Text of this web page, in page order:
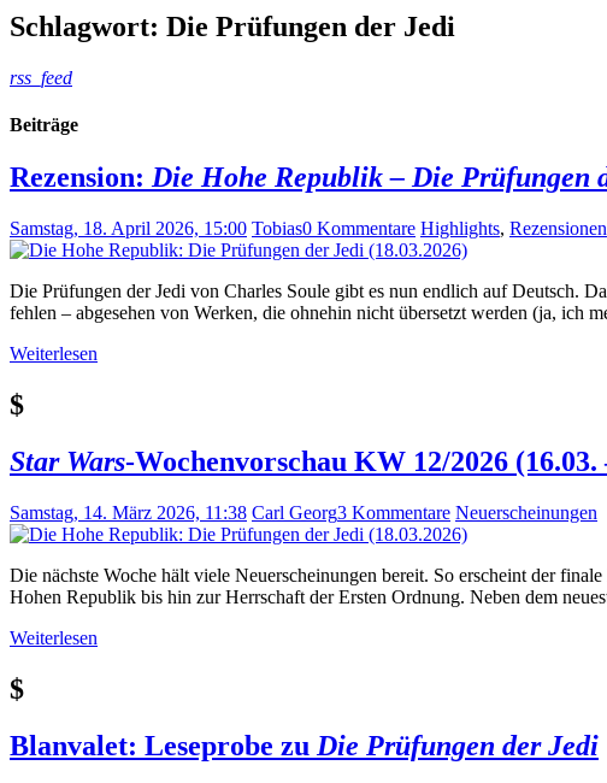
Schlagwort: Die Prüfungen der Jedi
rss_feed
Beiträge
Rezension: Die Hohe Republik – Die Prüfungen
Samstag, 18. April 2026, 15:00 Tobias0 Kommentare Highlights, Rezensionen
Die Prüfungen der Jedi von Charles Soule gibt es nun endlich auf Deutsch.
fehlen – abgesehen von Werken, die ohnehin nicht übersetzt werden (ja, ich
Weiterlesen
$
Star Wars-Wochenvorschau KW 12/2026 (16.03.
Samstag, 14. März 2026, 11:38 Carl Georg3 Kommentare Neuerscheinungen
Die nächste Woche hält viele Neuerscheinungen bereit. So erscheint der
Hohen Republik bis hin zur Herrschaft der Ersten Ordnung. Neben dem
Weiterlesen
$
Blanvalet: Leseprobe zu Die Prüfungen der Jedi